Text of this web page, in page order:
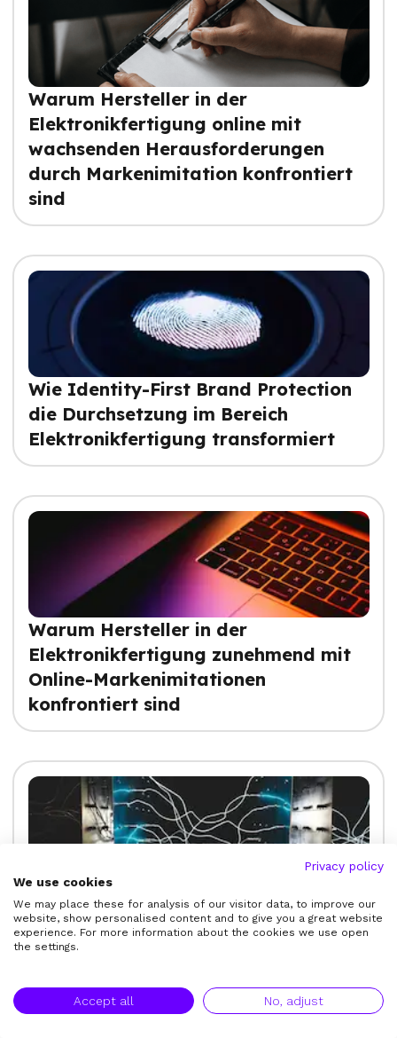
Warum Hersteller in der
Elektronikfertigung online mit
wachsenden Herausforderungen
durch Markenimitation konfrontiert
sind
Wie Identity-First Brand Protection
die Durchsetzung im Bereich
Elektronikfertigung transformiert
Warum Hersteller in der
Elektronikfertigung zunehmend mit
Online-Markenimitationen
konfrontiert sind
Die versteckte Bedrohung durch
Designverletzungen für Unternehmen
der Elektrofertigung
Privacy policy
We use cookies
We may place these for analysis of our visitor data, to improve our
website, show personalised content and to give you a great website
experience. For more information about the cookies we use open
the settings.
Accept all No, adjust